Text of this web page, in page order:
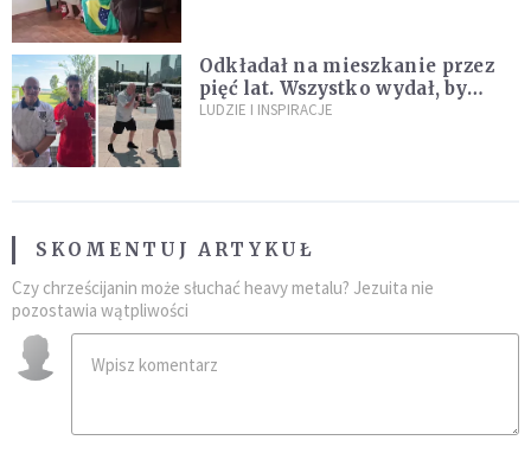
Odkładał na mieszkanie przez
pięć lat. Wszystko wydał, by
spełnić marzenie 80-letniego
LUDZIE I INSPIRACJE
SKOMENTUJ ARTYKUŁ
Czy chrześcijanin może słuchać heavy metalu? Jezuita nie
pozostawia wątpliwości